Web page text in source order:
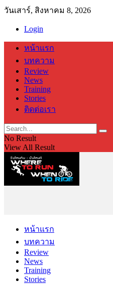
วันเสาร์, สิงหาคม 8, 2026
Login
หน้าแรก
บทความ
Review
News
Training
Stories
ติดต่อเรา
No Result
View All Result
หน้าแรก
บทความ
Review
News
Training
Stories